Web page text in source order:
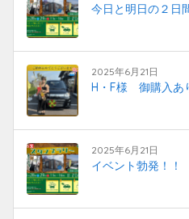
今日と明日の２日
2025年6月21日
H・F様 御購入あ
2025年6月21日
イベント勃発！！